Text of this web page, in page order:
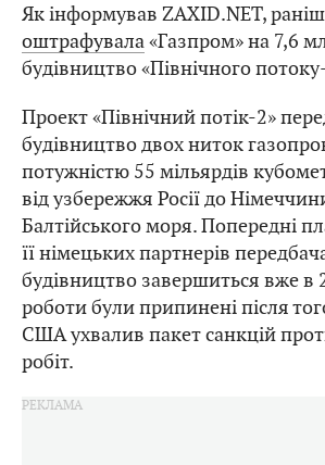
Як інформував ZAXID.NET,
оштрафувала«Газпром» на 7,6
будівництво «Північного
Проект «Північний потік-2»
будівництво двох ниток
потужністю 55 мільярдів
від узбережжя Росії до
Балтійського моря. Попередні
її німецьких партнерів
будівництво завершиться вже в
роботи були припинені після
США ухвалив пакет санкцій
робіт.